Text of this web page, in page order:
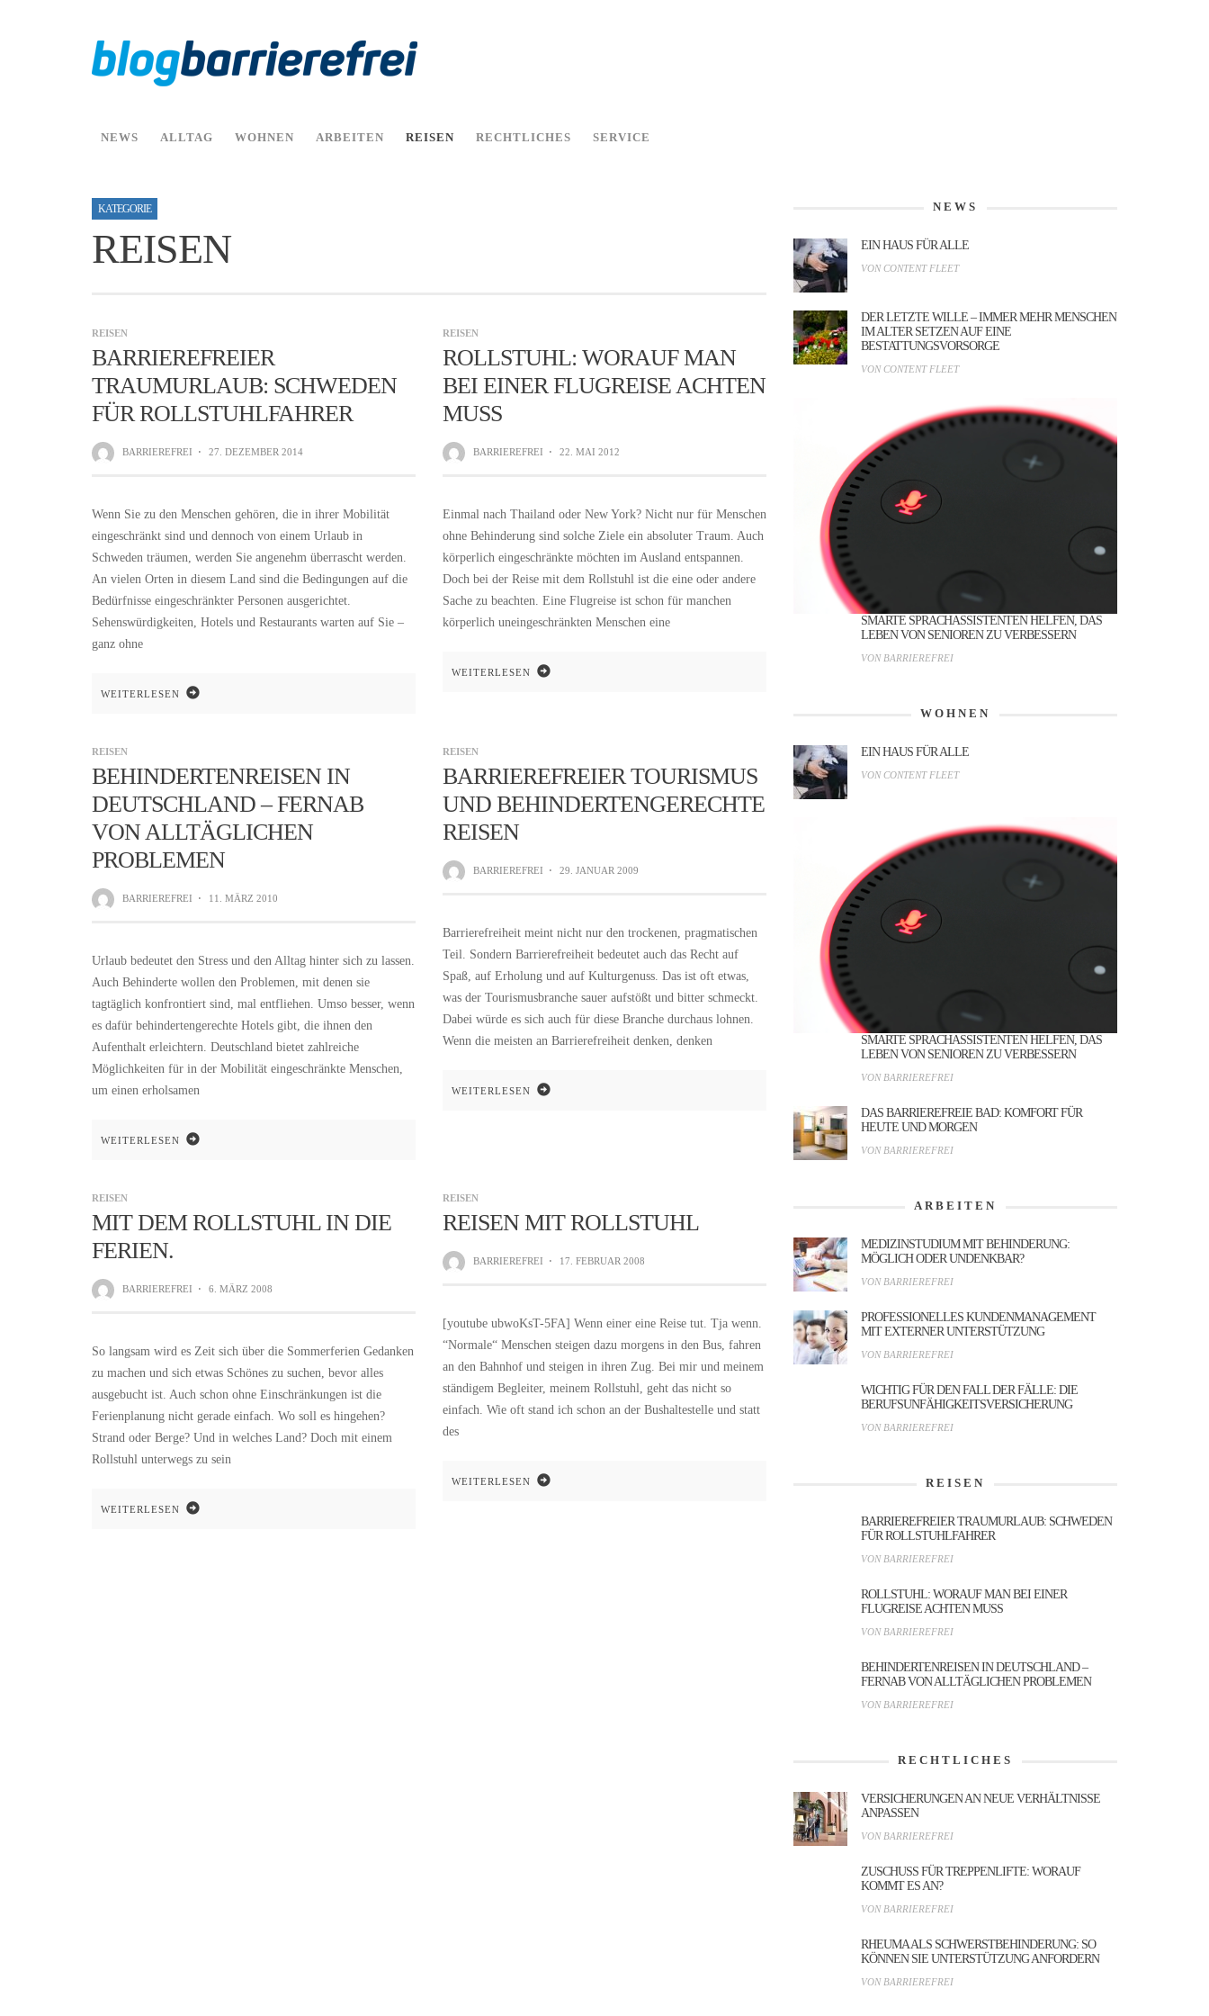
NEWS ALLTAG WOHNEN ARBEITEN REISEN RECHTLICHES SERVICE
KATEGORIE
REISEN
REISEN
BARRIEREFREIER
TRAUMURLAUB: SCHWEDEN
FÜR ROLLSTUHLFAHRER
BARRIEREFREI · 27. DEZEMBER 2014
Wenn Sie zu den Menschen gehören, die in ihrer Mobilität
eingeschränkt sind und dennoch von einem Urlaub in
Schweden träumen, werden Sie angenehm überrascht werden.
An vielen Orten in diesem Land sind die Bedingungen auf die
Bedürfnisse eingeschränkter Personen ausgerichtet.
Sehenswürdigkeiten, Hotels und Restaurants warten auf Sie –
ganz ohne
WEITERLESEN
REISEN
ROLLSTUHL: WORAUF MAN
BEI EINER FLUGREISE ACHTEN
MUSS
BARRIEREFREI · 22. MAI 2012
Einmal nach Thailand oder New York? Nicht nur für Menschen
ohne Behinderung sind solche Ziele ein absoluter Traum. Auch
körperlich eingeschränkte möchten im Ausland entspannen.
Doch bei der Reise mit dem Rollstuhl ist die eine oder andere
Sache zu beachten. Eine Flugreise ist schon für manchen
körperlich uneingeschränkten Menschen eine
WEITERLESEN
REISEN
BEHINDERTENREISEN IN
DEUTSCHLAND – FERNAB
VON ALLTÄGLICHEN
PROBLEMEN
BARRIEREFREI · 11. MÄRZ 2010
Urlaub bedeutet den Stress und den Alltag hinter sich zu lassen.
Auch Behinderte wollen den Problemen, mit denen sie
tagtäglich konfrontiert sind, mal entfliehen. Umso besser, wenn
es dafür behindertengerechte Hotels gibt, die ihnen den
Aufenthalt erleichtern. Deutschland bietet zahlreiche
Möglichkeiten für in der Mobilität eingeschränkte Menschen,
um einen erholsamen
WEITERLESEN
REISEN
BARRIEREFREIER TOURISMUS
UND BEHINDERTENGERECHTE
REISEN
BARRIEREFREI · 29. JANUAR 2009
Barrierefreiheit meint nicht nur den trockenen, pragmatischen
Teil. Sondern Barrierefreiheit bedeutet auch das Recht auf
Spaß, auf Erholung und auf Kulturgenuss. Das ist oft etwas,
was der Tourismusbranche sauer aufstößt und bitter schmeckt.
Dabei würde es sich auch für diese Branche durchaus lohnen.
Wenn die meisten an Barrierefreiheit denken, denken
WEITERLESEN
REISEN
MIT DEM ROLLSTUHL IN DIE
FERIEN.
BARRIEREFREI · 6. MÄRZ 2008
So langsam wird es Zeit sich über die Sommerferien Gedanken
zu machen und sich etwas Schönes zu suchen, bevor alles
ausgebucht ist. Auch schon ohne Einschränkungen ist die
Ferienplanung nicht gerade einfach. Wo soll es hingehen?
Strand oder Berge? Und in welches Land? Doch mit einem
Rollstuhl unterwegs zu sein
WEITERLESEN
REISEN
REISEN MIT ROLLSTUHL
BARRIEREFREI · 17. FEBRUAR 2008
[youtube ubwoKsT-5FA] Wenn einer eine Reise tut. Tja wenn.
“Normale“ Menschen steigen dazu morgens in den Bus, fahren
an den Bahnhof und steigen in ihren Zug. Bei mir und meinem
ständigem Begleiter, meinem Rollstuhl, geht das nicht so
einfach. Wie oft stand ich schon an der Bushaltestelle und statt
des
WEITERLESEN
NEWS
EIN HAUS FÜR ALLE
VON CONTENT FLEET
DER LETZTE WILLE – IMMER MEHR MENSCHEN
IM ALTER SETZEN AUF EINE
BESTATTUNGSVORSORGE
VON CONTENT FLEET
SMARTE SPRACHASSISTENTEN HELFEN, DAS
LEBEN VON SENIOREN ZU VERBESSERN
VON BARRIEREFREI
WOHNEN
EIN HAUS FÜR ALLE
VON CONTENT FLEET
SMARTE SPRACHASSISTENTEN HELFEN, DAS
LEBEN VON SENIOREN ZU VERBESSERN
VON BARRIEREFREI
DAS BARRIEREFREIE BAD: KOMFORT FÜR
HEUTE UND MORGEN
VON BARRIEREFREI
ARBEITEN
MEDIZINSTUDIUM MIT BEHINDERUNG:
MÖGLICH ODER UNDENKBAR?
VON BARRIEREFREI
PROFESSIONELLES KUNDENMANAGEMENT
MIT EXTERNER UNTERSTÜTZUNG
VON BARRIEREFREI
WICHTIG FÜR DEN FALL DER FÄLLE: DIE
BERUFSUNFÄHIGKEITSVERSICHERUNG
VON BARRIEREFREI
REISEN
BARRIEREFREIER TRAUMURLAUB: SCHWEDEN
FÜR ROLLSTUHLFAHRER
VON BARRIEREFREI
ROLLSTUHL: WORAUF MAN BEI EINER
FLUGREISE ACHTEN MUSS
VON BARRIEREFREI
BEHINDERTENREISEN IN DEUTSCHLAND –
FERNAB VON ALLTÄGLICHEN PROBLEMEN
VON BARRIEREFREI
RECHTLICHES
VERSICHERUNGEN AN NEUE VERHÄLTNISSE
ANPASSEN
VON BARRIEREFREI
ZUSCHUSS FÜR TREPPENLIFTE: WORAUF
KOMMT ES AN?
VON BARRIEREFREI
RHEUMA ALS SCHWERSTBEHINDERUNG: SO
KÖNNEN SIE UNTERSTÜTZUNG ANFORDERN
VON BARRIEREFREI